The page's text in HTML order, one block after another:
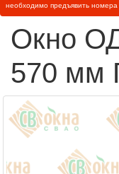
необходимо предъявить
Окно
570 мм